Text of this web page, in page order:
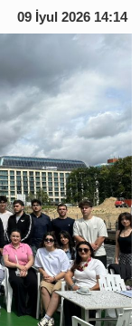
09 İyul 2026 14:14